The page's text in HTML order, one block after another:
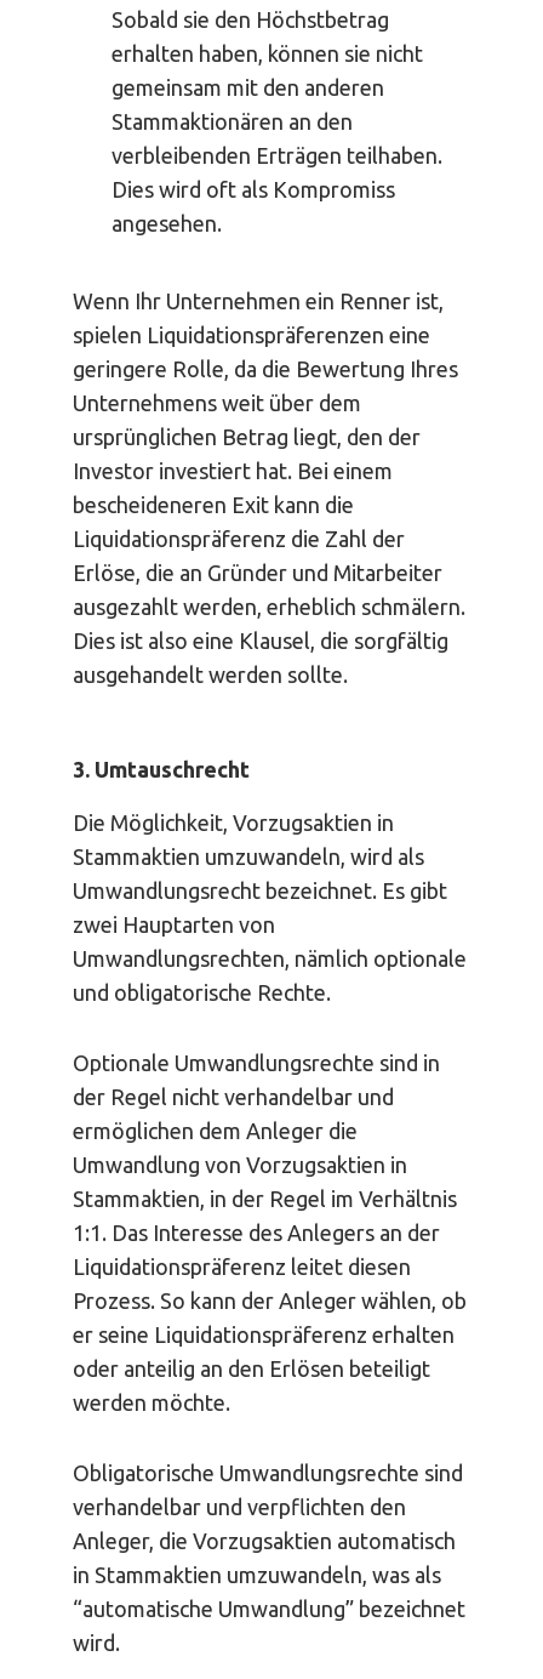
Sobald sie den Höchstbetrag
erhalten haben, können sie nicht
gemeinsam mit den anderen
Stammaktionären an den
verbleibenden Erträgen teilhaben.
Dies wird oft als Kompromiss
angesehen.
Wenn Ihr Unternehmen ein Renner ist,
spielen Liquidationspräferenzen eine
geringere Rolle, da die Bewertung Ihres
Unternehmens weit über dem
ursprünglichen Betrag liegt, den der
Investor investiert hat. Bei einem
bescheideneren Exit kann die
Liquidationspräferenz die Zahl der
Erlöse, die an Gründer und Mitarbeiter
ausgezahlt werden, erheblich schmälern.
Dies ist also eine Klausel, die sorgfältig
ausgehandelt werden sollte.
3. Umtauschrecht
Die Möglichkeit, Vorzugsaktien in
Stammaktien umzuwandeln, wird als
Umwandlungsrecht bezeichnet. Es gibt
zwei Hauptarten von
Umwandlungsrechten, nämlich optionale
und obligatorische Rechte.
Optionale Umwandlungsrechte sind in
der Regel nicht verhandelbar und
ermöglichen dem Anleger die
Umwandlung von Vorzugsaktien in
Stammaktien, in der Regel im Verhältnis
1:1. Das Interesse des Anlegers an der
Liquidationspräferenz leitet diesen
Prozess. So kann der Anleger wählen, ob
er seine Liquidationspräferenz erhalten
oder anteilig an den Erlösen beteiligt
werden möchte.
Obligatorische Umwandlungsrechte sind
verhandelbar und verpflichten den
Anleger, die Vorzugsaktien automatisch
in Stammaktien umzuwandeln, was als
“automatische Umwandlung” bezeichnet
wird.